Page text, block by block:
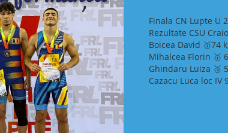
Finala CN Lupte U
Rezultate CSU
Boicea David 🥇74
Mihalcea Florin 🥇
Ghindaru Luiza 🥉
Cazacu Luca loc IV